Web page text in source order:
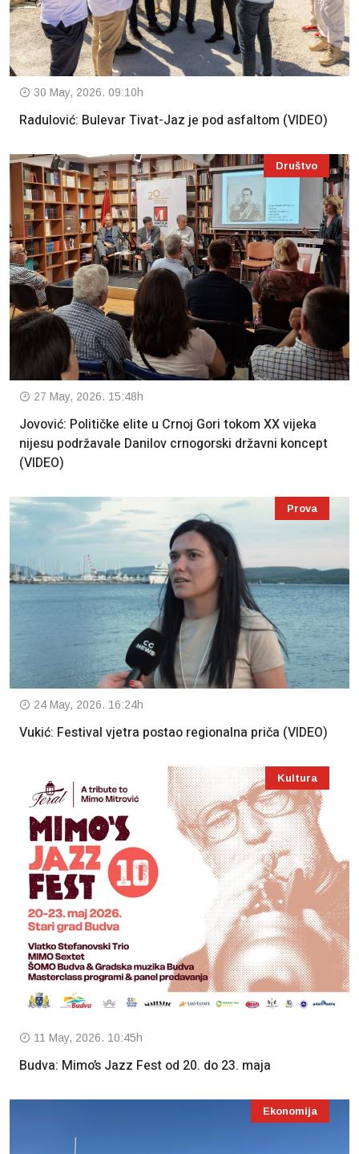
30 May, 2026. 09:10h
Radulović: Bulevar Tivat-Jaz je pod asfaltom (VIDEO)
Društvo
27 May, 2026. 15:48h
Jovović: Političke elite u Crnoj Gori tokom XX vijeka
nijesu podržavale Danilov crnogorski državni koncept
(VIDEO)
Prova
24 May, 2026. 16:24h
Vukić: Festival vjetra postao regionalna priča (VIDEO)
Kultura
11 May, 2026. 10:45h
Budva: Mimo’s Jazz Fest od 20. do 23. maja
Ekonomija